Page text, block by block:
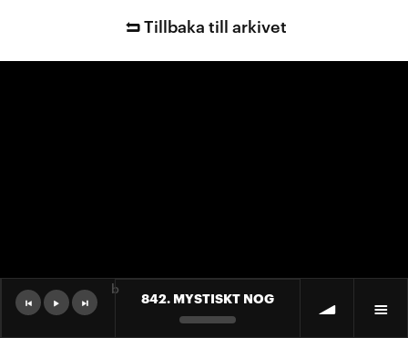
Tillbaka till arkivet
842. MYSTISKT NOG
b